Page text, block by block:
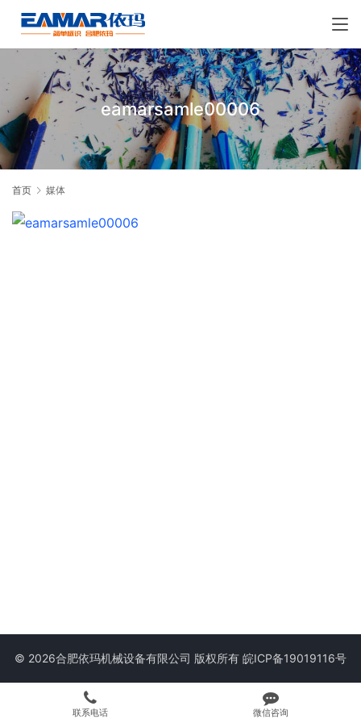
eamarsamle00006
首页 媒体
© 2026合肥依玛机械设备有限公司 版权所有 皖ICP备19019116号
联系电话 微信咨询